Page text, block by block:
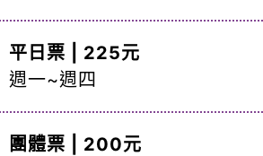
平日票 | 225元
週一~週四
團體票 | 200元